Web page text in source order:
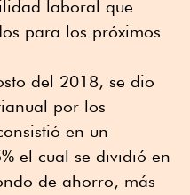
laboral que
para los próximos
del 2018, se dio
por los
en un
el cual se dividió en
de ahorro, más